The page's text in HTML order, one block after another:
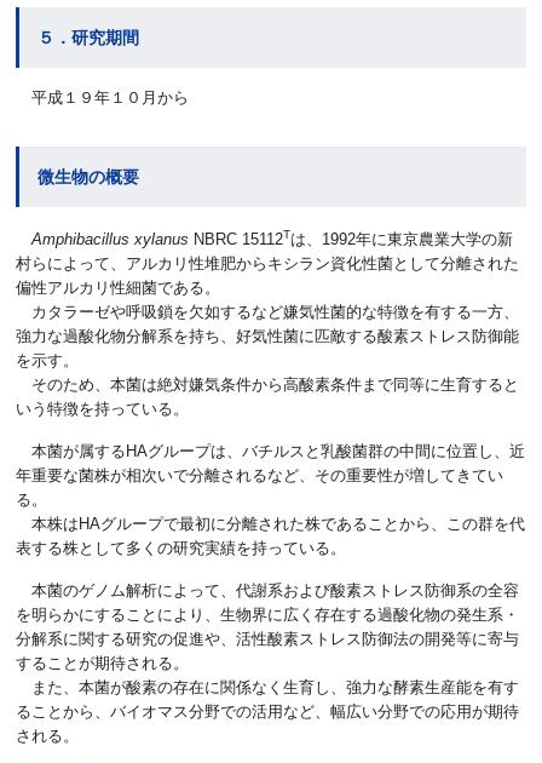
５．研究期間
平成１９年１０月から
微生物の概要
Amphibacillus xylanus NBRC 15112Tは、1992年に東京農業大学の新
村らによって、アルカリ性堆肥からキシラン資化性菌として分離された
偏性アルカリ性細菌である。
カタラーゼや呼吸鎖を欠如するなど嫌気性菌的な特徴を有する一方、
強力な過酸化物分解系を持ち、好気性菌に匹敵する酸素ストレス防御能
を示す。
そのため、本菌は絶対嫌気条件から高酸素条件まで同等に生育すると
いう特徴を持っている。
本菌が属するHAグループは、バチルスと乳酸菌群の中間に位置し、近
年重要な菌株が相次いで分離されるなど、その重要性が増してきてい
る。
本株はHAグループで最初に分離された株であることから、この群を代
表する株として多くの研究実績を持っている。
本菌のゲノム解析によって、代謝系および酸素ストレス防御系の全容
を明らかにすることにより、生物界に広く存在する過酸化物の発生系・
分解系に関する研究の促進や、活性酸素ストレス防御法の開発等に寄与
することが期待される。
また、本菌が酸素の存在に関係なく生育し、強力な酵素生産能を有す
ることから、バイオマス分野での活用など、幅広い分野での応用が期待
される。